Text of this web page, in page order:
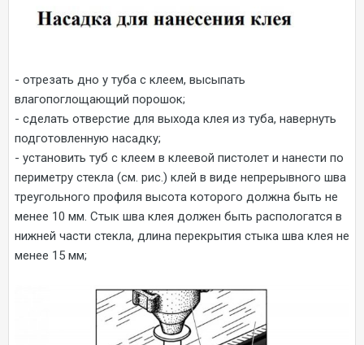
- отрезать дно у туба с клеем, высыпать
влагопоглощающий порошок;
- сделать отверстие для выхода клея из туба, навернуть
подготовленную насадку;
- установить туб с клеем в клеевой пистолет и нанести по
периметру стекла (см. рис.) клей в виде непрерывного шва
треугольного профиля высота которого должна быть не
менее 10 мм. Стык шва клея должен быть распологатся в
нижней части стекла, длина перекрытия стыка шва клея не
менее 15 мм;